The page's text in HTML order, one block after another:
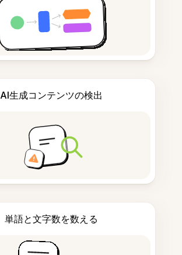
AI生成コンテンツの検出
単語と文字数を数える